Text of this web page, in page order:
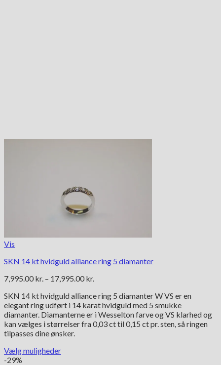
Vis
SKN 14 kt hvidguld alliance ring 5 diamanter
7,995.00 kr. – 17,995.00 kr.
til
17,995.00 kr.
SKN 14 kt hvidguld alliance ring 5 diamanter W VS er en
elegant ring udført i 14 karat hvidguld med 5 smukke
diamanter. Diamanterne er i Wesselton farve og VS klarhed og
kan vælges i størrelser fra 0,03 ct til 0,15 ct pr. sten, så ringen
tilpasses dine ønsker.
Vælg muligheder
Dette
-29%